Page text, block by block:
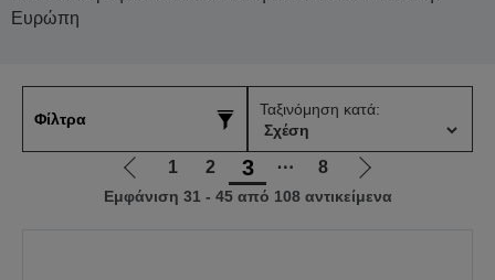
Ευρώπη
Φίλτρα
Ταξινόμηση κατά:
Μετάβαση
στην
1 2 3 ⋯ 8
Μετάβαση
στην
Εμφάνιση 31 - 45 από 108 αντικείμενα